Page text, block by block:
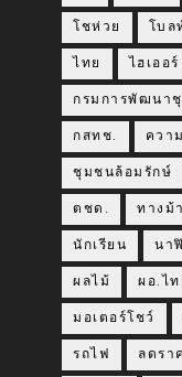
โชห่วย โบล
ไทย ไฮเออร์
กรมการพัฒนา
กสทช. ควา
ชุมชนล้อมรักษ์
ตชด. ทางม้
นักเรียน นา
ผลไม้ ผอ.ไ
มอเตอร์โชว์
รถไฟ ลดรา